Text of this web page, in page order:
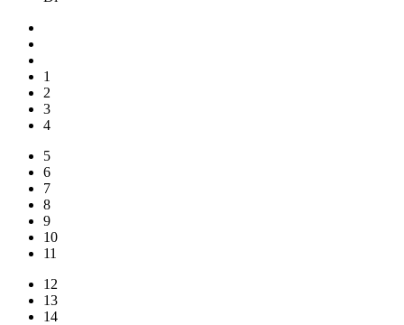
1
2
3
4
5
6
7
8
9
10
11
12
13
14